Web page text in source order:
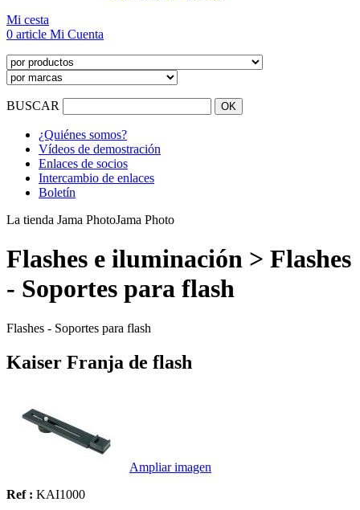
Mi cesta
0 article Mi Cuenta
BUSCAR
¿Quiénes somos?
Vídeos de demostración
Enlaces de socios
Intercambio de enlaces
Boletín
La tienda Jama PhotoJama Photo
Flashes e iluminación > Flashes
- Soportes para flash
Flashes - Soportes para flash
Kaiser Franja de flash
Ampliar imagen
Ref : KAI1000